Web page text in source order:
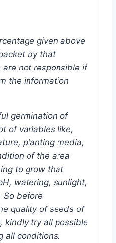
given above
by that
are not responsible if
the information
germination of
of variables like,
planting media,
of the area
to grow that
watering, sunlight,
So before
quality of seeds of
kindly try all possible
all conditions.